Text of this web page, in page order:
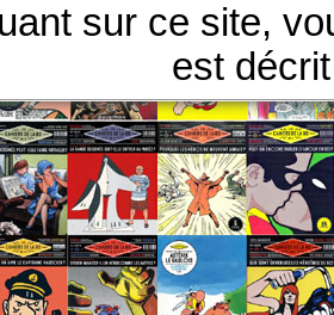
sur ce site,
est